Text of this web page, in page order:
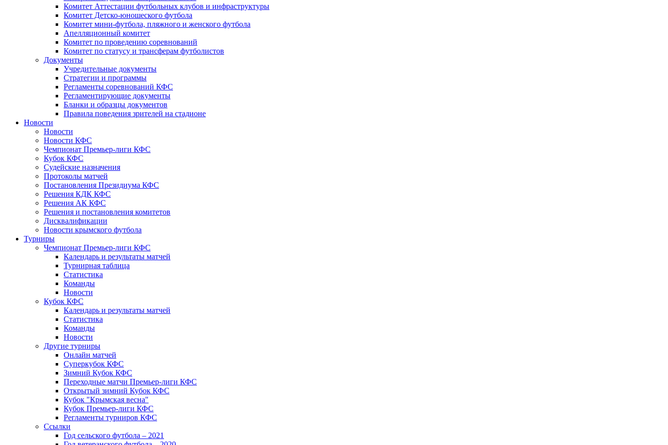
Комитет Аттестации футбольных клубов и инфраструктуры
Комитет Детско-юношеского футбола
Комитет мини-футбола, пляжного и женского футбола
Апелляционный комитет
Комитет по проведению соревнований
Комитет по статусу и трансферам футболистов
Документы
Учредительные документы
Стратегии и программы
Регламенты соревнований КФС
Регламентирующие документы
Бланки и образцы документов
Правила поведения зрителей на стадионе
Новости
Новости
Новости КФС
Чемпионат Премьер-лиги КФС
Кубок КФС
Судейские назначения
Протоколы матчей
Постановления Президиума КФС
Решения КДК КФС
Решения АК КФС
Решения и постановления комитетов
Дисквалификации
Новости крымского футбола
Турниры
Чемпионат Премьер-лиги КФС
Календарь и результаты матчей
Турнирная таблица
Статистика
Команды
Новости
Кубок КФС
Календарь и результаты матчей
Статистика
Команды
Новости
Другие турниры
Онлайн матчей
Суперкубок КФС
Зимний Кубок КФС
Переходные матчи Премьер-лиги КФС
Открытый зимний Кубок КФС
Кубок "Крымская весна"
Кубок Премьер-лиги КФС
Регламенты турниров КФС
Ссылки
Год сельского футбола – 2021